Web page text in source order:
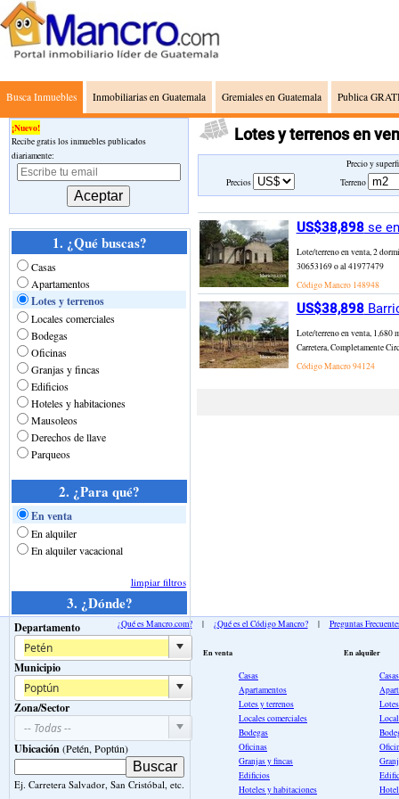
Busca Inmuebles Inmobiliarias en Guatemala Gremiales en Guatemala Publica
Lotes y terrenos en
Precio y
Precios
Terreno
US$38,898se
Lote/terreno en venta, 2
30653169 o al 41977479
Código Mancro 148948
US$38,898
Lote/terreno en venta, 1,680
Carretera, Completamente
Código Mancro94124
¡Nuevo!
Recibe gratis los inmuebles publicados
diariamente:
1. ¿Qué buscas?
Casas
Apartamentos
Lotes y terrenos
Locales comerciales
Bodegas
Oficinas
Granjas y fincas
Edificios
Hoteles y habitaciones
Mausoleos
Derechos de llave
Parqueos
2. ¿Para qué?
En venta
En alquiler
En alquiler vacacional
limpiar filtros
3. ¿Dónde?
Departamento
Municipio
Zona/Sector
Ubicación(Petén, Poptún)
Ej. Carretera Salvador, San Cristóbal, etc.
¿Qué es Mancro.com?| ¿Qué es el Código Mancro?| Preguntas
En venta
Casas
Apartamentos
Lotes y terrenos
Locales comerciales
Bodegas
Oficinas
Granjas y fincas
Edificios
Hoteles y habitaciones
En alquiler
Casas